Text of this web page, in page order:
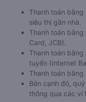
Thanh toán
siêu thị gần nhà.
Thanh toán
Card, JCB).
Thanh toán
tuyến (Internet
Thanh toán
Bên cạnh đó,
thông qua các ví